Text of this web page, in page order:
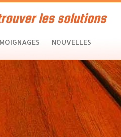
les solutions
NOUVELLES